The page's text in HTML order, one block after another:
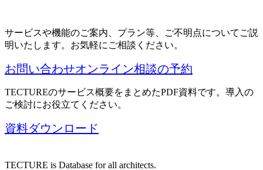
サービスや機能のご案内、プラン等、ご不明点についてご説
明いたします。お気軽にご相談ください。
お問い合わせオンライン相談の予約
TECTUREのサービス概要をまとめたPDF資料です。導入の
ご検討にお役立てください。
資料ダウンロード
TECTURE is Database for all architects.